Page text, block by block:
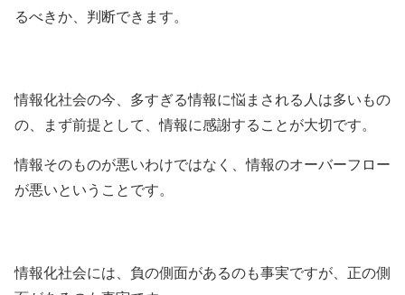
るべきか、判断できます。
情報化社会の今、多すぎる情報に悩まされる人は多いもの
の、まず前提として、情報に感謝することが大切です。
情報そのものが悪いわけではなく、情報のオーバーフロー
が悪いということです。
情報化社会には、負の側面があるのも事実ですが、正の側